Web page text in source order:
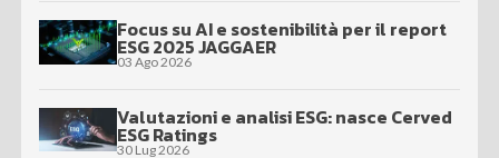
Focus su AI e sostenibilità per il report
ESG 2025 JAGGAER
03 Ago 2026
Valutazioni e analisi ESG: nasce Cerved
ESG Ratings
30 Lug 2026